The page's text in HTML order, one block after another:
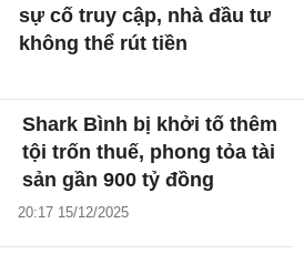
sự cố truy cập, nhà đầu tư
không thể rút tiền
Shark Bình bị khởi tố thêm
tội trốn thuế, phong tỏa tài
sản gần 900 tỷ đồng
20:17 15/12/2025